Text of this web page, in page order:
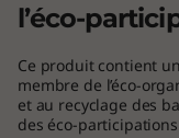
l’éco-
Ce produit contient
membre de l’éco-
et au recyclage des
des éco-